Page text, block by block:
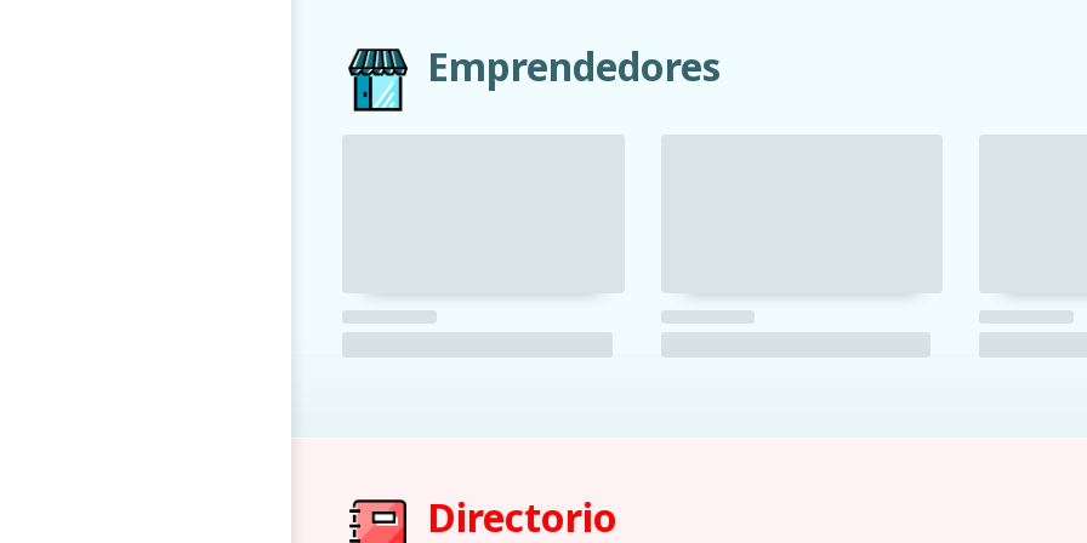
Emprendedores
Directorio